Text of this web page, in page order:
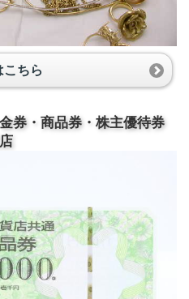
こちら
券・商品券・株主優待券